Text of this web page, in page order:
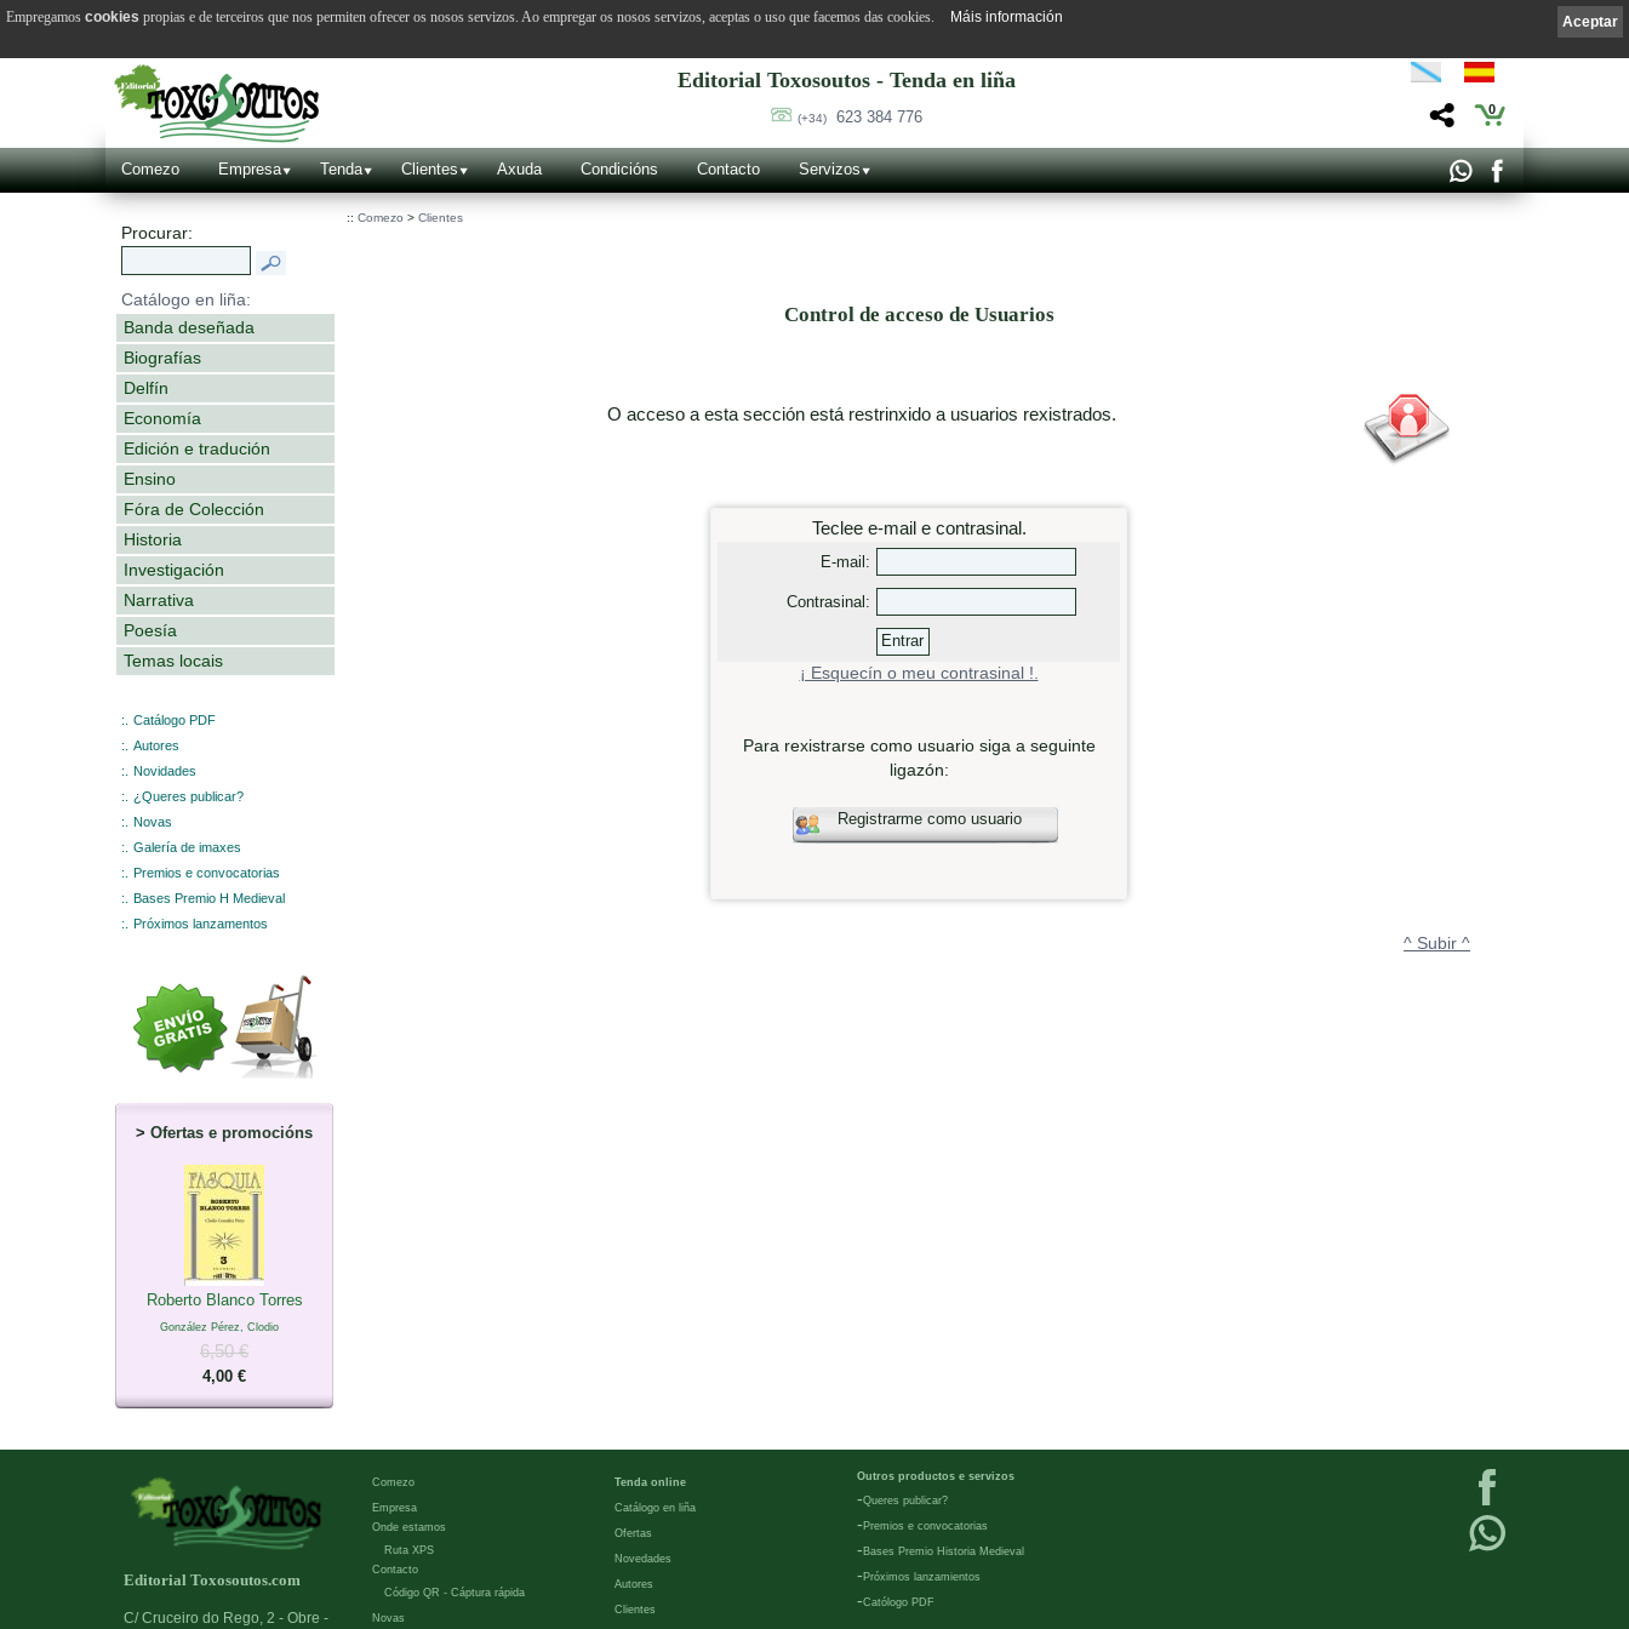
Editorial Toxosoutos - Tenda en liña
(+34) 623 384 776 0
Comezo Empresa Tenda Clientes Axuda Condicións Contacto Servizos
Procurar:
Catálogo en liña:
Banda deseñada
Biografías
Delfín
Economía
Edición e tradución
Ensino
Fóra de Colección
Historia
Investigación
Narrativa
Poesía
Temas locais
:.
Catálogo PDF
:.
Autores
:.
Novidades
:.
¿Queres publicar?
:.
Novas
:.
Galería de imaxes
:.
Premios e convocatorias
:.
Bases Premio H Medieval
:.
Próximos lanzamentos
> Ofertas e promocións
Roberto Blanco Torres
González Pérez, Clodio
6,50 €
4,00 €
:: Comezo > Clientes
Control de acceso de Usuarios
O acceso a esta sección está restrinxido a usuarios rexistrados.
Teclee e-mail e contrasinal.
E-mail:
Contrasinal:
¡ Esquecín o meu contrasinal !.
Para rexistrarse como usuario siga a seguinte
ligazón:
Registrarme como usuario
^ Subir ^
Editorial Toxosoutos.com
C/ Cruceiro do Rego, 2 - Obre -
Comezo
Empresa
Onde estamos
Ruta XPS
Contacto
Código QR - Cáptura rápida
Novas
Tenda online
Catálogo en liña
Ofertas
Novedades
Autores
Clientes
Outros productos e servizos
-Queres publicar?
- Premios e convocatorias
- Bases Premio Historia Medieval
- Próximos lanzamientos
-Católogo PDF
Aceptar
Empregamos cookies propias e de terceiros que nos permiten ofrecer os nosos servizos. Ao empregar os nosos servizos, aceptas o uso que facemos das cookies. Máis información